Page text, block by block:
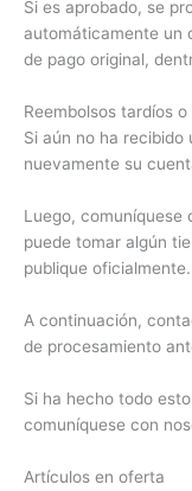
Si es aprobado, se
automáticamente un
de pago original,
Reembolsos tardíos
Si aún no ha recibido
nuevamente su
Luego, comuníquese
puede tomar algún
publique oficialmente.
A continuación,
de procesamiento
Si ha hecho todo
comuníquese con
Artículos en oferta